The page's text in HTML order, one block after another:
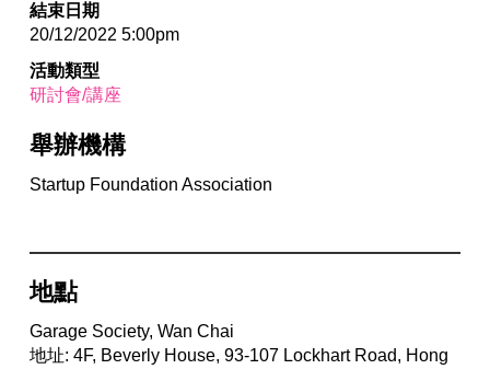
結束日期
20/12/2022 5:00pm
活動類型
研討會/講座
舉辦機構
Startup Foundation Association
地點
Garage Society, Wan Chai
地址: 4F, Beverly House, 93-107 Lockhart Road, Hong